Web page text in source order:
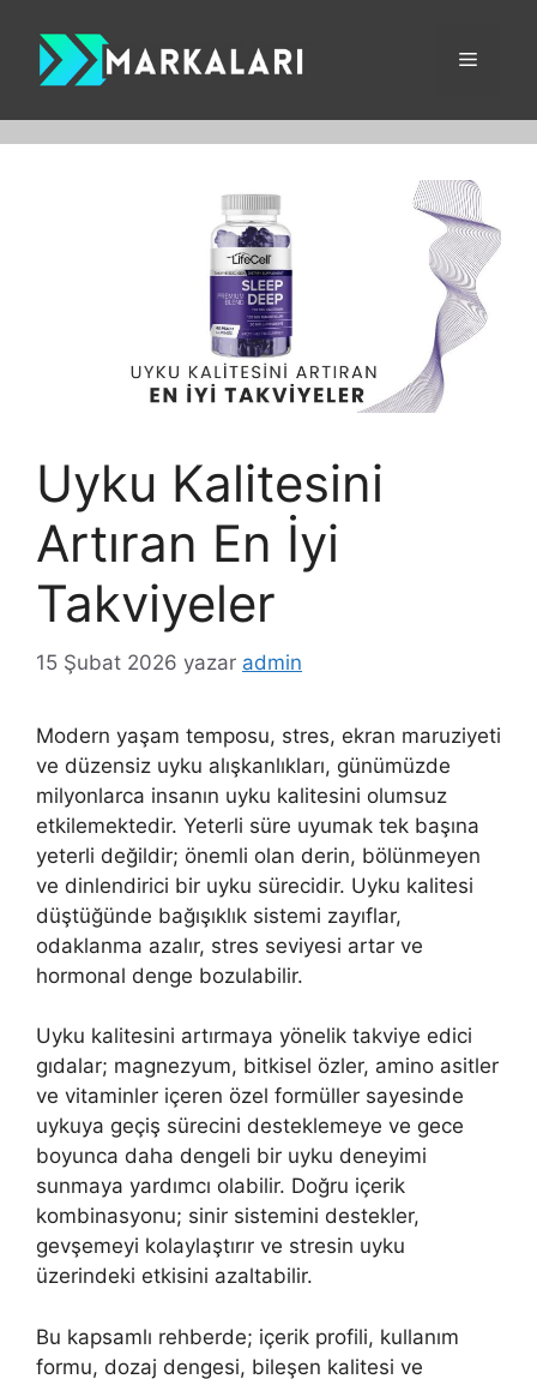
Menü
Uyku Kalitesini
Artıran En İyi
Takviyeler
15 Şubat 2026 yazar admin
Modern yaşam temposu, stres, ekran maruziyeti
ve düzensiz uyku alışkanlıkları, günümüzde
milyonlarca insanın uyku kalitesini olumsuz
etkilemektedir. Yeterli süre uyumak tek başına
yeterli değildir; önemli olan derin, bölünmeyen
ve dinlendirici bir uyku sürecidir. Uyku kalitesi
düştüğünde bağışıklık sistemi zayıflar,
odaklanma azalır, stres seviyesi artar ve
hormonal denge bozulabilir.
Uyku kalitesini artırmaya yönelik takviye edici
gıdalar; magnezyum, bitkisel özler, amino asitler
ve vitaminler içeren özel formüller sayesinde
uykuya geçiş sürecini desteklemeye ve gece
boyunca daha dengeli bir uyku deneyimi
sunmaya yardımcı olabilir. Doğru içerik
kombinasyonu; sinir sistemini destekler,
gevşemeyi kolaylaştırır ve stresin uyku
üzerindeki etkisini azaltabilir.
Bu kapsamlı rehberde; içerik profili, kullanım
formu, dozaj dengesi, bileşen kalitesi ve